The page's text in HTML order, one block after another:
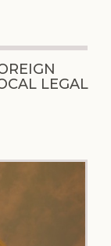
LEGAL